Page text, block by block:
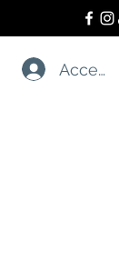
Accedi